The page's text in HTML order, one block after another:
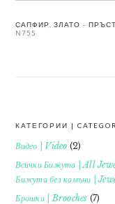
САПФИР, ЗЛАТО –
N755
FOOTER
КАТЕГОРИИ |
Видео | Video (2)
Всички Бижута | All
Бижута без камъни |
Брошки | Brooches (7)